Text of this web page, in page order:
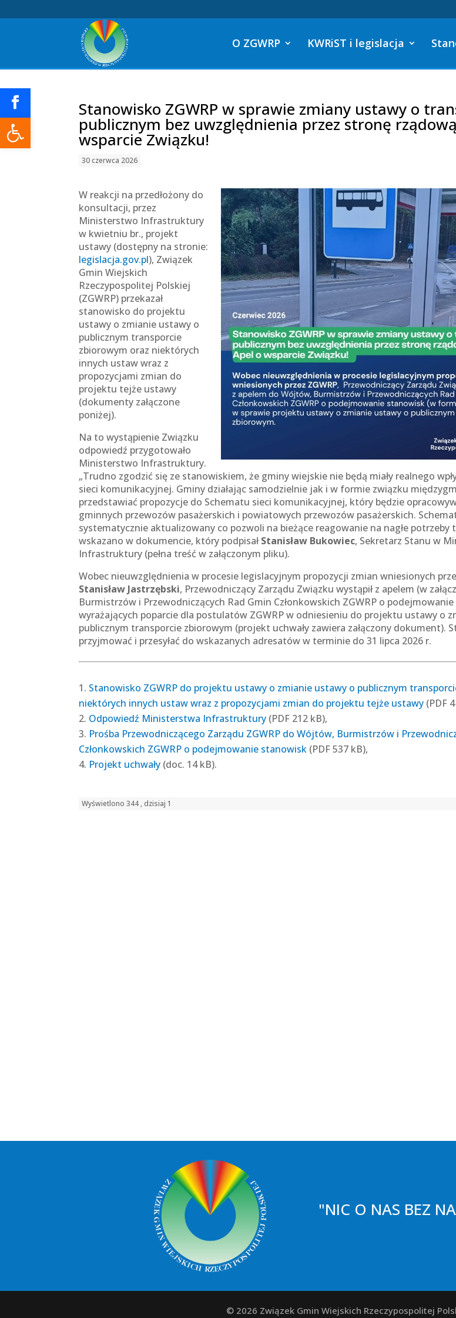
Otwórz pasek narzędzi
O ZGWRP KWRiST i legislacja
Stanowisko ZGWRP w sprawie zmiany ustawy o
publicznym bez uwzględnienia przez stronę
wsparcie Związku!
30 czerwca 2026
W reakcji na przedłożony do
konsultacji, przez
Ministerstwo Infrastruktury
w kwietniu br., projekt
ustawy (dostępny na stronie:
legislacja.gov.pl), Związek
Gmin Wiejskich
Rzeczypospolitej Polskiej
(ZGWRP) przekazał
stanowisko do projektu
ustawy o zmianie ustawy o
publicznym transporcie
zbiorowym oraz niektórych
innych ustaw wraz z
propozycjami zmian do
projektu tejże ustawy
(dokumenty załączone
poniżej).
Na to wystąpienie Związku
odpowiedź przygotowało
Ministerstwo Infrastruktury.
„Trudno zgodzić się ze stanowiskiem, że gminy wiejskie nie będą miały realnego
sieci komunikacyjnej. Gminy działając samodzielnie jak i w formie związku
przedstawiać propozycje do Schematu sieci komunikacyjnej, który będzie
gminnych przewozów pasażerskich i powiatowych przewozów pasażerskich.
systematycznie aktualizowany co pozwoli na bieżące reagowanie na nagłe potrzeby
wskazano w dokumencie, który podpisałStanisław Bukowiec, Sekretarz Stanu w
Infrastruktury (pełna treść w załączonym pliku).
Wobec nieuwzględnienia w procesie legislacyjnym propozycji zmian wniesionych
Stanisław Jastrzębski, Przewodniczący Zarządu Związku wystąpił z apelem (w
Burmistrzów i Przewodniczących Rad Gmin Członkowskich ZGWRP o podejmowanie
wyrażających poparcie dla postulatów ZGWRP w odniesieniu do projektu ustawy o
publicznym transporcie zbiorowym (projekt uchwały zawiera załączony dokument).
przyjmować i przesyłać do wskazanych adresatów w terminie do 31 lipca 2026 r.
Stanowisko ZGWRP do projektu ustawy o zmianie ustawy o publicznym
niektórych innych ustaw wraz z propozycjami zmian do projektu tejże ustawy (PDF
Odpowiedź Ministerstwa Infrastruktury (PDF 212 kB),
Prośba Przewodniczącego Zarządu ZGWRP do Wójtów, Burmistrzów i
Członkowskich ZGWRP o podejmowanie stanowisk (PDF 537 kB),
Projekt uchwały (doc. 14 kB).
Wyświetlono 344 , dzisiaj 1
"NIC O NAS BEZ
© 2026 Związek Gmin Wiejskich Rzeczypospolitej